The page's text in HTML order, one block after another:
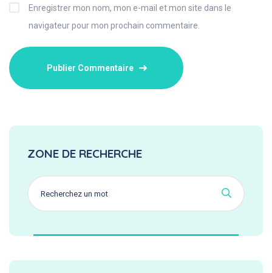
Enregistrer mon nom, mon e-mail et mon site dans le
navigateur pour mon prochain commentaire.
ZONE DE RECHERCHE